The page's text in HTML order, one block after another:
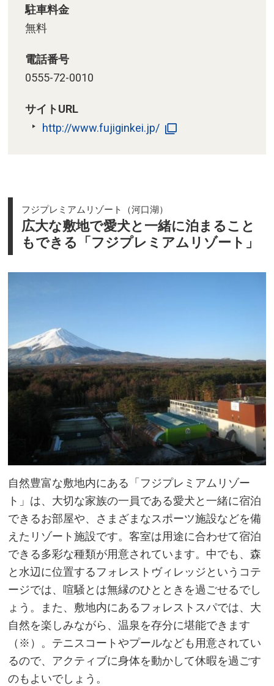
駐車料金
無料
電話番号
0555-72-0010
サイトURL
http://www.fujiginkei.jp/
フジプレミアムリゾート（河口湖）
広大な敷地で愛犬と一緒に泊まること
もできる「フジプレミアムリゾート」
自然豊富な敷地内にある「フジプレミアムリゾー
ト」は、大切な家族の一員である愛犬と一緒に宿泊
できるお部屋や、さまざまなスポーツ施設などを備
えたリゾート施設です。客室は用途に合わせて宿泊
できる多彩な種類が用意されています。中でも、森
と水辺に位置するフォレストヴィレッジというコテ
ージでは、喧騒とは無縁のひとときを過ごせるでし
ょう。また、敷地内にあるフォレストスパでは、大
自然を楽しみながら、温泉を存分に堪能できます
（※）。テニスコートやプールなども用意されてい
るので、アクティブに身体を動かして休暇を過ごす
のもよいでしょう。